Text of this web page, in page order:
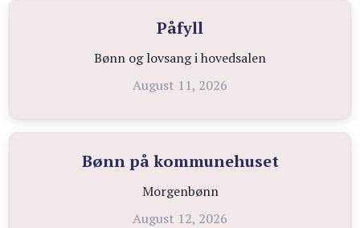
Påfyll
Bønn og lovsang i hovedsalen
August 11, 2026
Bønn på kommunehuset
Morgenbønn
August 12, 2026